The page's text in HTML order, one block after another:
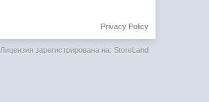
Privacy Policy
Лицензия зарегистрирована на: StoreLand